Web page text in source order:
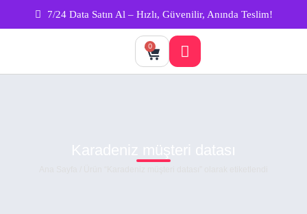
7/24 Data Satın Al – Hızlı, Güvenilir, Anında Teslim!
0
Karadeniz müşteri datası